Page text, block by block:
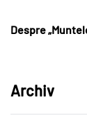
Despre
Archiv